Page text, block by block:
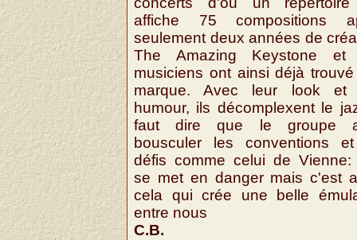
affiche 75 compositions
seulement deux années de
The Amazing Keystone et
musiciens ont ainsi déjà
marque. Avec leur look et
humour, ils décomplexent le
faut dire que le groupe
bousculer les conventions
défis comme celui de Vienne:
se met en danger mais c'est
cela qui crée une belle
entre nous
C.B.